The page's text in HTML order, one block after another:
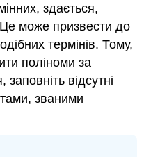
здається,
Це може призвести до
термінів. Тому,
поліноми за
відсутні
званими